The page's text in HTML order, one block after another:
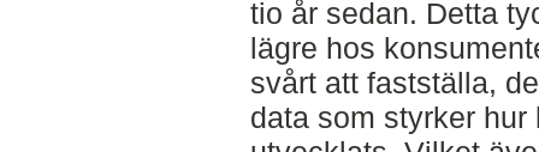
tio år sedan. Detta
lägre hos
svårt att fastställa,
data som styrker